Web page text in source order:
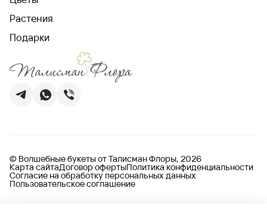
Растения
Подарки
© Волшебные букеты от Талисман Флоры, 2026
Карта сайтаДоговор офертыПолитика конфиденциальности
Согласие на обработку персональных данных
Пользовательское соглашение